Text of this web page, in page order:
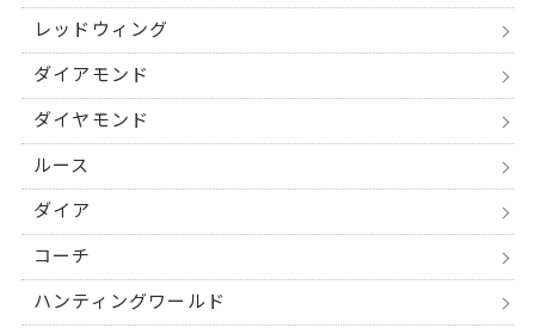
レッドウィング
ダイアモンド
ダイヤモンド
ルース
ダイア
コーチ
ハンティングワールド